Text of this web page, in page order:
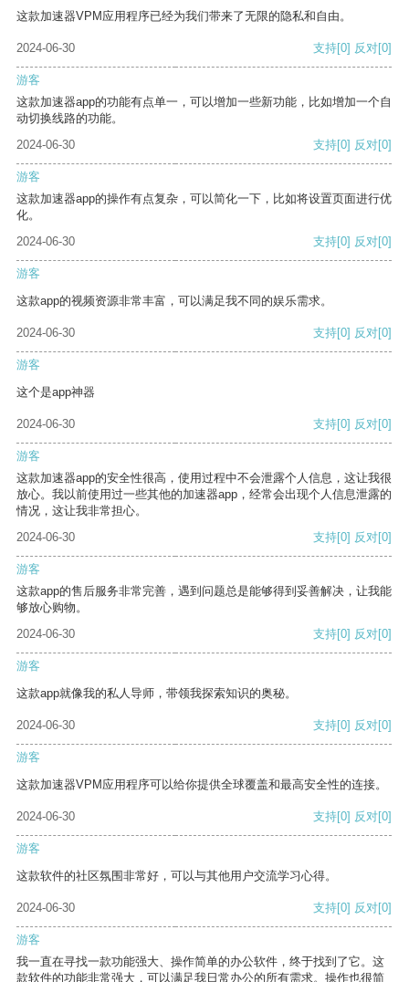
这款加速器VPM应用程序已经为我们带来了无限的隐私和自由。
2024-06-30 支持[0] 反对[0]
游客
这款加速器app的功能有点单一，可以增加一些新功能，比如增加一个自
动切换线路的功能。
2024-06-30
支持[0] 反对[0]
游客
这款加速器app的操作有点复杂，可以简化一下，比如将设置页面进行优
化。
2024-06-30
支持[0] 反对[0]
游客
这款app的视频资源非常丰富，可以满足我不同的娱乐需求。
2024-06-30 支持[0] 反对[0]
游客
这个是app神器
2024-06-30 支持[0] 反对[0]
游客
这款加速器app的安全性很高，使用过程中不会泄露个人信息，这让我很
放心。我以前使用过一些其他的加速器app，经常会出现个人信息泄露的
情况，这让我非常担心。
2024-06-30
支持[0] 反对[0]
游客
这款app的售后服务非常完善，遇到问题总是能够得到妥善解决，让我能
够放心购物。
2024-06-30
支持[0] 反对[0]
游客
这款app就像我的私人导师，带领我探索知识的奥秘。
2024-06-30 支持[0] 反对[0]
游客
这款加速器VPM应用程序可以给你提供全球覆盖和最高安全性的连接。
2024-06-30 支持[0] 反对[0]
游客
这款软件的社区氛围非常好，可以与其他用户交流学习心得。
2024-06-30 支持[0] 反对[0]
游客
我一直在寻找一款功能强大、操作简单的办公软件，终于找到了它。这
款软件的功能非常强大，可以满足我日常办公的所有需求。操作也很简